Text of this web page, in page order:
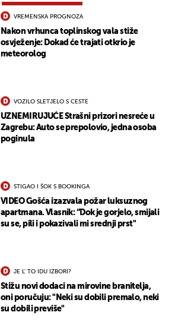
VREMENSKA PROGNOZA
Nakon vrhunca toplinskog vala stiže
osvježenje: Dokad će trajati otkrio je
meteorolog
VOZILO SLETJELO S CESTE
UZNEMIRUJUĆE Strašni prizori nesreće u
Zagrebu: Auto se prepolovio, jedna osoba
poginula
STIGAO I ŠOK S BOOKINGA
VIDEO Gošća izazvala požar luksuznog
apartmana. Vlasnik: “Dok je gorjelo, smijali
su se, pili i pokazivali mi srednji prst"
JE L' TO IDU IZBORI?
Stižu novi dodaci na mirovine branitelja,
oni poručuju: "Neki su dobili premalo, neki
su dobili previše"